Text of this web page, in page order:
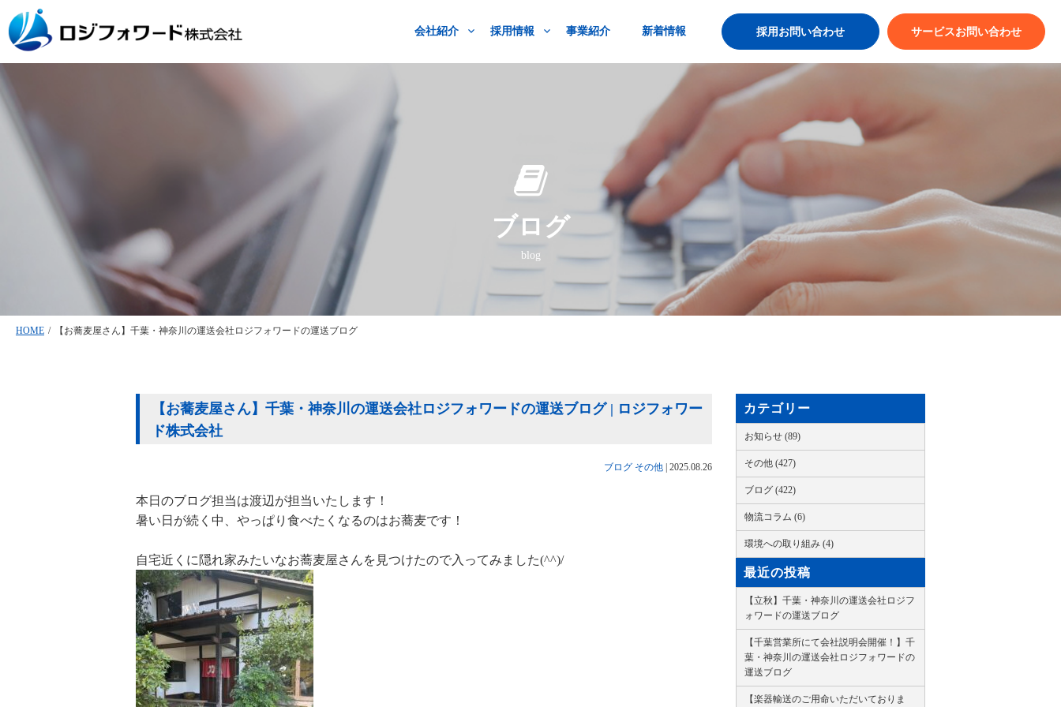
会社紹介 採用情報 事業紹介 新着情報 採用お問い合わせ サービスお問い合わせ
ブログ
blog
HOME / 【お蕎麦屋さん】千葉・神奈川の運送会社ロジフォワードの運送ブログ
【お蕎麦屋さん】千葉・神奈川の運送会社ロジフォワードの運送ブログ | ロジフォワー
ド株式会社
ブログ その他 2025.08.26
本日のブログ担当は渡辺が担当いたします！
暑い日が続く中、やっぱり食べたくなるのはお蕎麦です！
自宅近くに隠れ家みたいなお蕎麦屋さんを見つけたので入ってみました(^^)/
カテゴリー
お知らせ (89)
その他 (427)
ブログ (422)
物流コラム (6)
環境への取り組み (4)
最近の投稿
【立秋】千葉・神奈川の運送会社ロジフ
ォワードの運送ブログ
【千葉営業所にて会社説明会開催！】千
葉・神奈川の運送会社ロジフォワードの
運送ブログ
【楽器輸送のご用命いただいておりま